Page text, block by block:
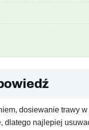
dosiewanie trawy
najlepiej